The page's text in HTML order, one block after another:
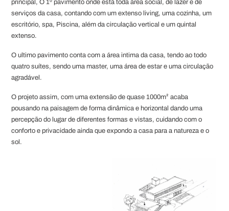
principal, O 1º pavimento onde está toda área social, de lazer e de
serviços da casa, contando com um extenso living, uma cozinha, um
escritório, spa, Piscina, além da circulação vertical e um quintal
extenso.
O ultimo pavimento conta com a área intima da casa, tendo ao todo
quatro suítes, sendo uma master, uma área de estar e uma circulação
agradável.
O projeto assim, com uma extensão de quase 1000m² acaba
pousando na paisagem de forma dinâmica e horizontal dando uma
percepção do lugar de diferentes formas e vistas, cuidando com o
conforto e privacidade ainda que expondo a casa para a natureza e o
sol.